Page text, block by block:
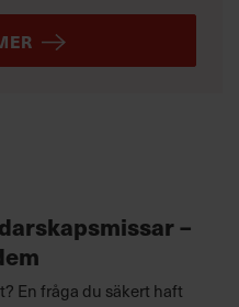
–
En fråga du säkert haft